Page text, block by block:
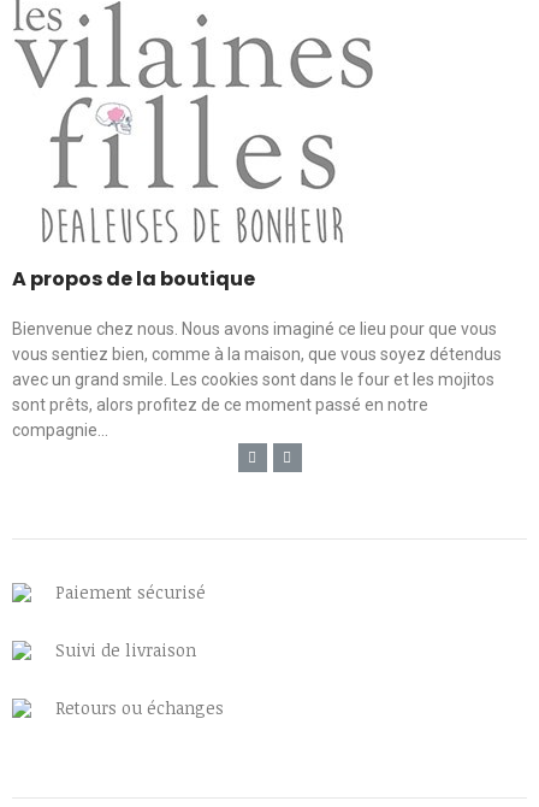
A propos de la boutique
Bienvenue chez nous. Nous avons imaginé ce lieu pour que vous
vous sentiez bien, comme à la maison, que vous soyez détendus
avec un grand smile. Les cookies sont dans le four et les mojitos
sont prêts, alors profitez de ce moment passé en notre
compagnie...
Paiement sécurisé
Suivi de livraison
Retours ou échanges